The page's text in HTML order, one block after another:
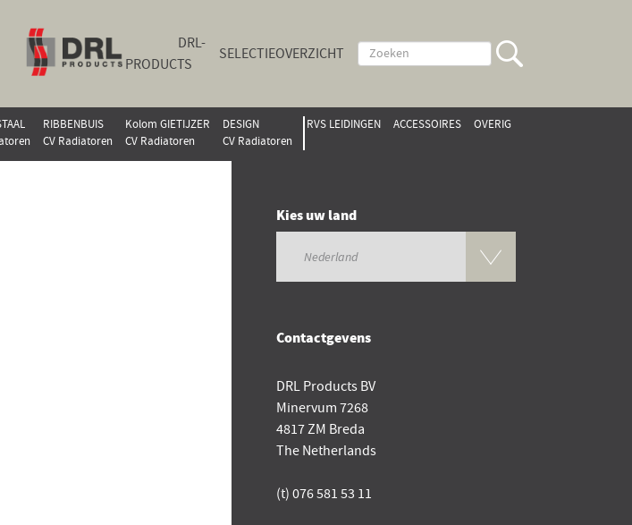
DRL-
PRODUCTS
SELECTIEOVERZICHT
RIBBENBUIS
CV Radiatoren
Kolom GIETIJZER
CV Radiatoren
DESIGN
CV Radiatoren
RVS LEIDINGEN ACCESSOIRES OVERIG
Kies uw land
Contactgevens
DRL Products BV
Minervum 7268
4817 ZM Breda
The Netherlands
(t) 076 581 53 11